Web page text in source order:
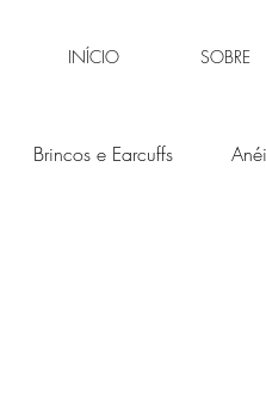
INÍCIO SOBRE
Brincos e Earcuffs